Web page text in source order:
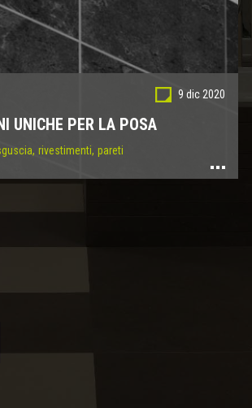
9 dic 2020
UNICHE PER LA POSA
rivestimenti, pareti